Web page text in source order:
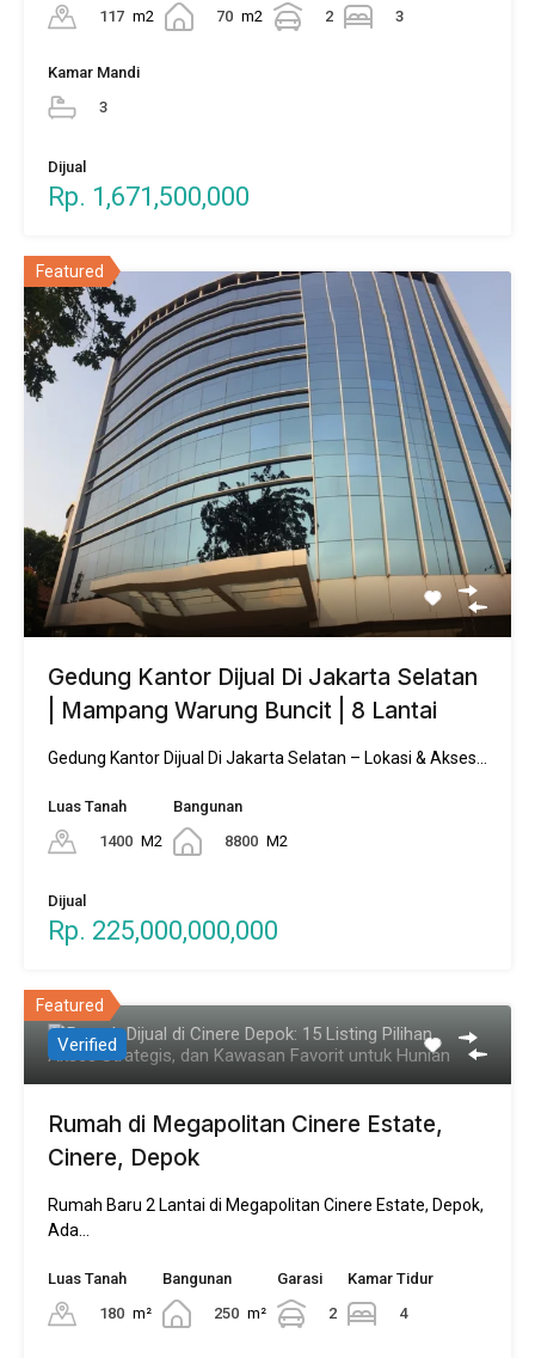
117 m2 70 m2 2 3
Kamar Mandi
3
Dijual
Rp. 1,671,500,000
Featured
Gedung Kantor Dijual Di Jakarta Selatan
| Mampang Warung Buncit | 8 Lantai
Gedung Kantor Dijual Di Jakarta Selatan – Lokasi & Akses…
Luas Tanah
1400 M2
Bangunan
8800 M2
Dijual
Rp. 225,000,000,000
Featured
Verified
Rumah di Megapolitan Cinere Estate,
Cinere, Depok
Rumah Baru 2 Lantai di Megapolitan Cinere Estate, Depok,
Ada…
Luas Tanah
180 m²
Bangunan
250 m²
Garasi
2
Kamar Tidur
4